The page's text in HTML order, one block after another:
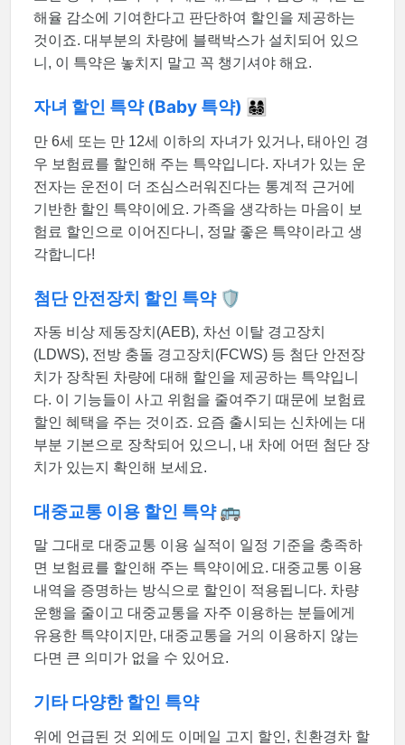
해율 감소에 기여한다고 판단하여 할인을 제공하는
것이죠. 대부분의 차량에 블랙박스가 설치되어 있으
니, 이 특약은 놓치지 말고 꼭 챙기셔야 해요.
자녀 할인 특약 (Baby 특약) 👨‍👩‍👧‍👦
만 6세 또는 만 12세 이하의 자녀가 있거나, 태아인 경
우 보험료를 할인해 주는 특약입니다. 자녀가 있는 운
전자는 운전이 더 조심스러워진다는 통계적 근거에
기반한 할인 특약이에요. 가족을 생각하는 마음이 보
험료 할인으로 이어진다니, 정말 좋은 특약이라고 생
각합니다!
첨단 안전장치 할인 특약 🛡️
자동 비상 제동장치(AEB), 차선 이탈 경고장치
(LDWS), 전방 충돌 경고장치(FCWS) 등 첨단 안전장
치가 장착된 차량에 대해 할인을 제공하는 특약입니
다. 이 기능들이 사고 위험을 줄여주기 때문에 보험료
할인 혜택을 주는 것이죠. 요즘 출시되는 신차에는 대
부분 기본으로 장착되어 있으니, 내 차에 어떤 첨단 장
치가 있는지 확인해 보세요.
대중교통 이용 할인 특약 🚌
말 그대로 대중교통 이용 실적이 일정 기준을 충족하
면 보험료를 할인해 주는 특약이에요. 대중교통 이용
내역을 증명하는 방식으로 할인이 적용됩니다. 차량
운행을 줄이고 대중교통을 자주 이용하는 분들에게
유용한 특약이지만, 대중교통을 거의 이용하지 않는
다면 큰 의미가 없을 수 있어요.
기타 다양한 할인 특약
위에 언급된 것 외에도 이메일 고지 할인, 친환경차 할